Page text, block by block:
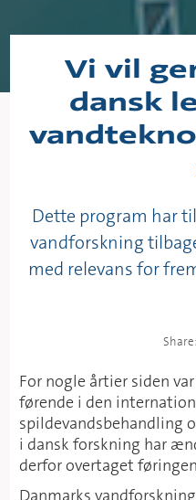
Vi vil
dansk
Dette program har
vandforskning
med relevans for
Share:
For nogle årtier siden
førende i den
spildevandsbehandling
i dansk forskning har
derfor overtaget
Danmarks